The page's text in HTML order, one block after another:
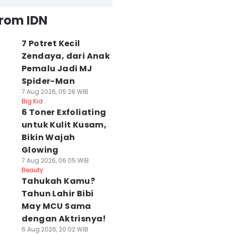
IDN
7 Potret Kecil
Zendaya, dari Anak
Pemalu Jadi MJ
Spider-Man
7 Aug 2026, 05:28 WIB
Big Kid
6 Toner Exfoliating
untuk Kulit Kusam,
Bikin Wajah
Glowing
7 Aug 2026, 06:05 WIB
Beauty
Tahukah Kamu?
Tahun Lahir Bibi
May MCU Sama
dengan Aktrisnya!
6 Aug 2026, 20:02 WIB